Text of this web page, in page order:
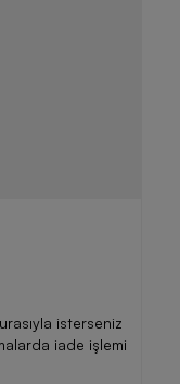
isterseniz
iade işlemi